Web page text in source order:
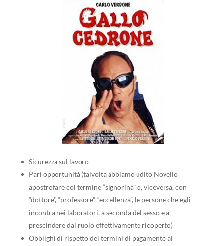
Sicurezza sul lavoro
Pari opportunità (talvolta abbiamo udito Novello
apostrofare col termine “signorina” o, viceversa, con
“dottore”, “professore”, “eccellenza”, le persone che egli
incontra nei laboratori, a seconda del sesso e a
prescindere dal ruolo effettivamente ricoperto)
Obblighi di rispetto dei termini di pagamento ai